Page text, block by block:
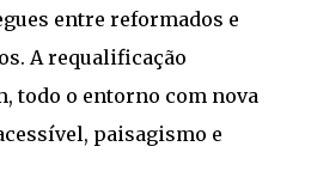
entre reformados e
A requalificação
todo o entorno com nova
paisagismo e